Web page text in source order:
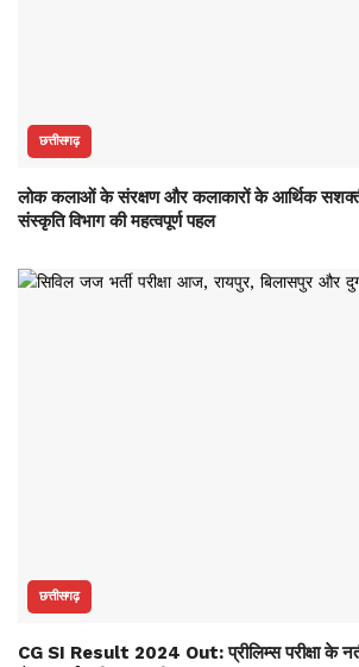
छत्तीसगढ़
लोक कलाओं के संरक्षण और कलाकारों के आर्थिक
संस्कृति विभाग की महत्वपूर्ण पहल
छत्तीसगढ़
CG SI Result 2024 Out: प्रीलिम्स परीक्षा के